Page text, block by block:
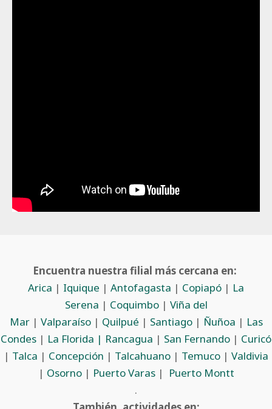
Encuentra nuestra filial más cercana en:
Arica | Iquique | Antofagasta | Copiapó | La
Serena | Coquimbo| Viña del
Mar| Valparaíso| Quilpué | Santiago| Ñuñoa | Las
Condes | La Florida | Rancagua | San Fernando | Curicó
| Talca | Concepción | Talcahuano | Temuco | Valdivia
| Osorno| Puerto Varas|
Puerto Montt
.